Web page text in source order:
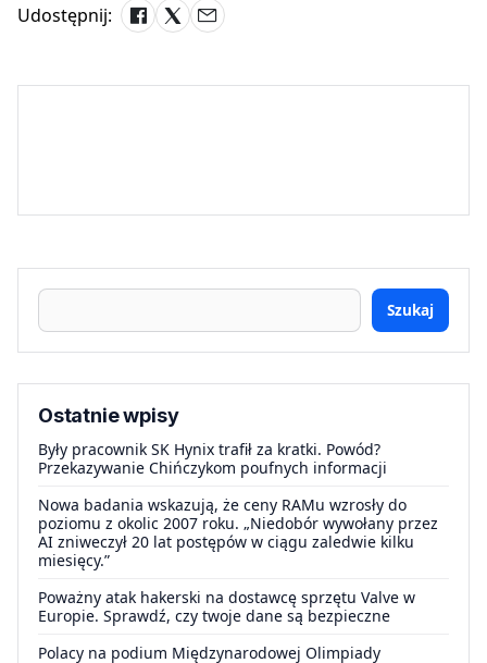
Udostępnij:
Szukaj
Ostatnie wpisy
Były pracownik SK Hynix trafił za kratki. Powód?
Przekazywanie Chińczykom poufnych informacji
Nowa badania wskazują, że ceny RAMu wzrosły do
poziomu z okolic 2007 roku. „Niedobór wywołany przez
AI zniweczył 20 lat postępów w ciągu zaledwie kilku
miesięcy.”
Poważny atak hakerski na dostawcę sprzętu Valve w
Europie. Sprawdź, czy twoje dane są bezpieczne
Polacy na podium Międzynarodowej Olimpiady